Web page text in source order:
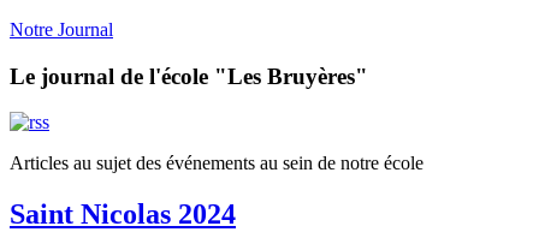
Notre Journal
Le journal de l'école "Les Bruyères"
Articles au sujet des événements au sein de notre école
Saint Nicolas 2024